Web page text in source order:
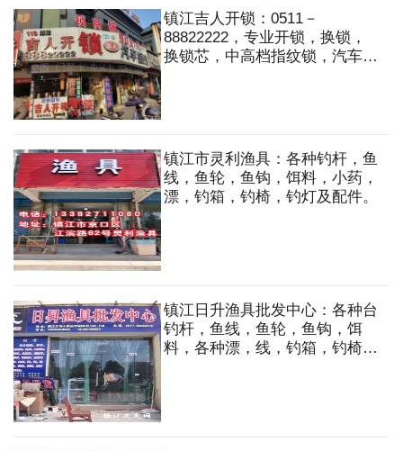
镇江吉人开锁：0511－
88822222，专业开锁，换锁，
换锁芯，中高档指纹锁，汽车遥
镇江市灵利渔具：各种钓杆，鱼
线，鱼轮，鱼钩，饵料，小药，
漂，钓箱，钓椅，钓灯及配件。
镇江日升渔具批发中心：各种台
钓杆，鱼线，鱼轮，鱼钩，饵
料，各种漂，线，钓箱，钓椅，